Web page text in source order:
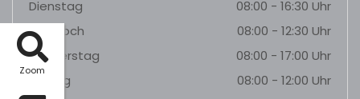
Zoom
Dienstag
08:00 - 16:30 Uhr
Mittwoch
08:00 - 12:30 Uhr
Donnerstag
08:00 - 17:00 Uhr
Freitag
08:00 - 12:00 Uhr